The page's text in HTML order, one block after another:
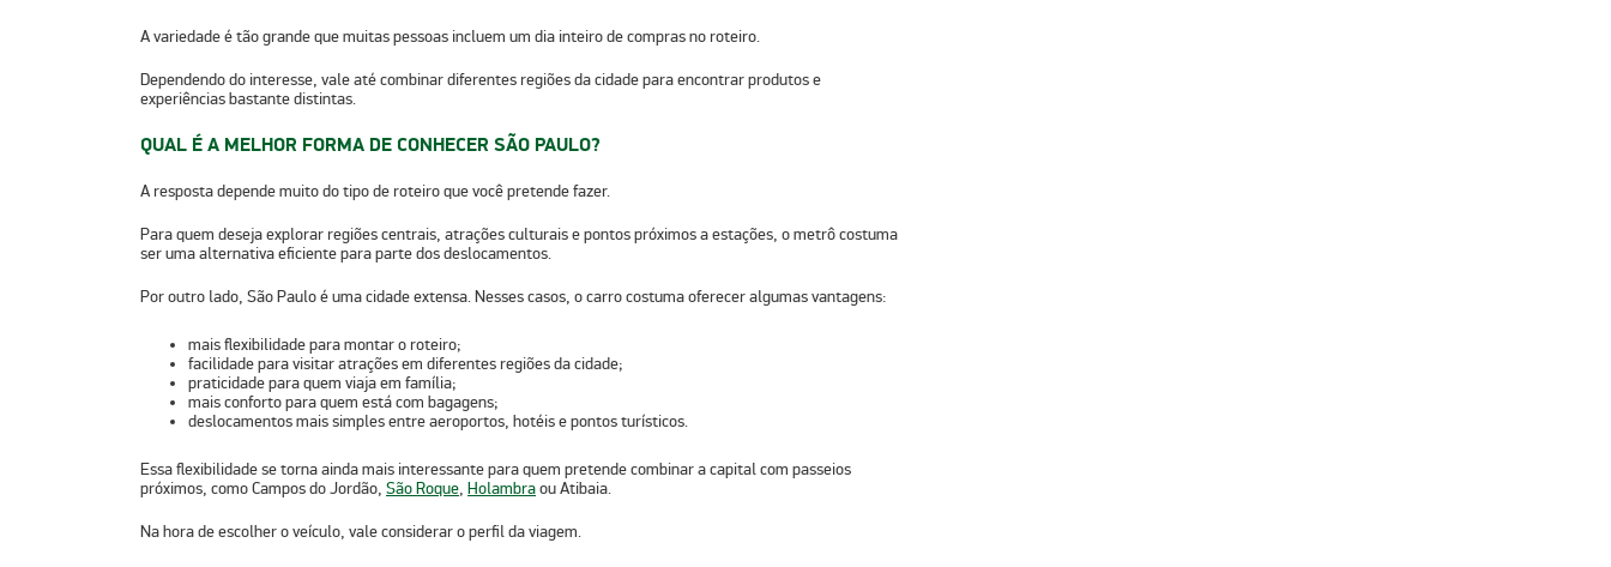
A variedade é tão grande que muitas pessoas incluem um dia inteiro de compras no roteiro.
Dependendo do interesse, vale até combinar diferentes regiões da cidade para encontrar produtos e
experiências bastante distintas.
QUAL É A MELHOR FORMA DE CONHECER SÃO PAULO?
A resposta depende muito do tipo de roteiro que você pretende fazer.
Para quem deseja explorar regiões centrais, atrações culturais e pontos próximos a estações, ometrôcostuma
ser uma alternativa eficiente para parte dos deslocamentos.
Por outro lado, São Paulo é uma cidade extensa. Nesses casos, o carro costuma oferecer algumas vantagens:
mais flexibilidade para montar o roteiro;
facilidade para visitar atrações em diferentes regiões da cidade;
praticidade para quem viaja em família;
mais conforto para quem está com bagagens;
deslocamentos mais simples entre aeroportos, hotéis e pontos turísticos.
Essa flexibilidade se torna ainda mais interessante para quem pretende combinar a capital com passeios
próximos, comoCampos do Jordão, São Roque, Holambraou Atibaia.
Na hora de escolher o veículo, vale considerar o perfil da viagem.